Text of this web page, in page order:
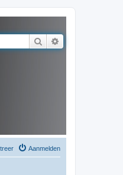
Zoek
Aanmelden